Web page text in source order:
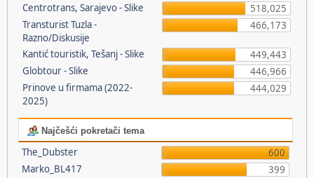
Centrotrans, Sarajevo - Slike
518,025
Transturist Tuzla -
Razno/Diskusije
466,173
Kantić touristik, Tešanj - Slike
449,443
Globtour - Slike
446,966
Prinove u firmama (2022-
2025)
444,029
Najčešći pokretači tema
The_Dubster
600
Marko_BL417
399